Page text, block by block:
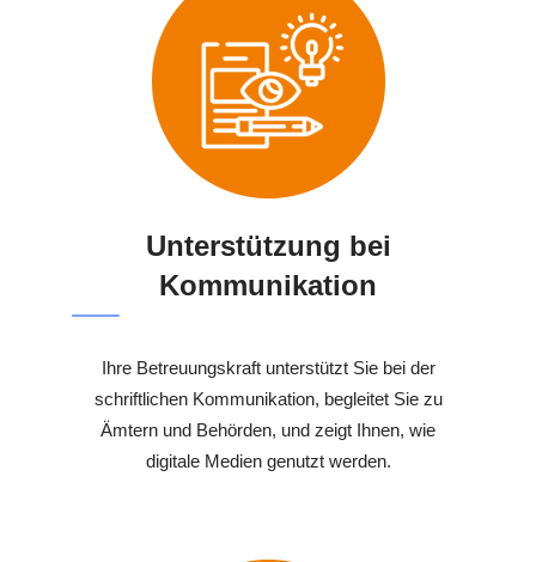
Unterstützung bei
Kommunikation
Ihre Betreuungskraft unterstützt Sie bei der
schriftlichen Kommunikation, begleitet Sie zu
Ämtern und Behörden, und zeigt Ihnen, wie
digitale Medien genutzt werden.